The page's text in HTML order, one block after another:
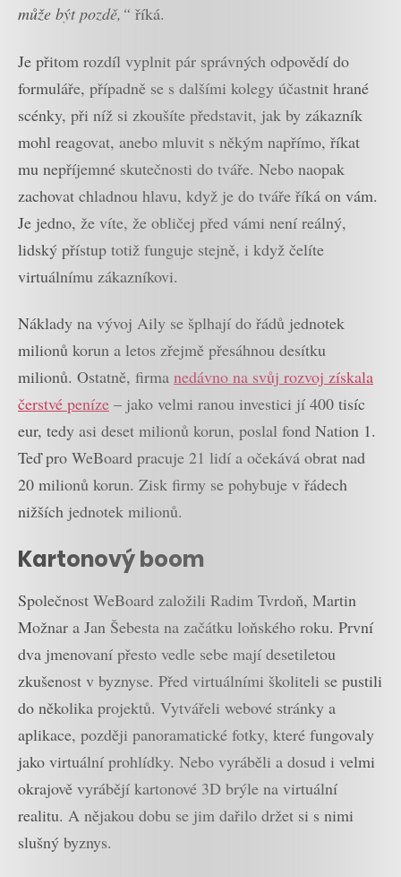
může být pozdě,“ říká.
Je přitom rozdíl vyplnit pár správných odpovědí do
formuláře, případně se s dalšími kolegy účastnit hrané
scénky, při níž si zkoušíte představit, jak by zákazník
mohl reagovat, anebo mluvit s někým napřímo, říkat
mu nepříjemné skutečnosti do tváře. Nebo naopak
zachovat chladnou hlavu, když je do tváře říká on vám.
Je jedno, že víte, že obličej před vámi není reálný,
lidský přístup totiž funguje stejně, i když čelíte
virtuálnímu zákazníkovi.
Náklady na vývoj Aily se šplhají do řádů jednotek
milionů korun a letos zřejmě přesáhnou desítku
milionů. Ostatně, firma nedávno na svůj rozvoj získala
čerstvé peníze – jako velmi ranou investici jí 400 tisíc
eur, tedy asi deset milionů korun, poslal fond Nation 1.
Teď pro WeBoard pracuje 21 lidí a očekává obrat nad
20 milionů korun. Zisk firmy se pohybuje v řádech
nižších jednotek milionů.
Kartonový boom
Společnost WeBoard založili Radim Tvrdoň, Martin
Možnar a Jan Šebesta na začátku loňského roku. První
dva jmenovaní přesto vedle sebe mají desetiletou
zkušenost v byznyse. Před virtuálními školiteli se pustili
do několika projektů. Vytvářeli webové stránky a
aplikace, později panoramatické fotky, které fungovaly
jako virtuální prohlídky. Nebo vyráběli a dosud i velmi
okrajově vyrábějí kartonové 3D brýle na virtuální
realitu. A nějakou dobu se jim dařilo držet si s nimi
slušný byznys.